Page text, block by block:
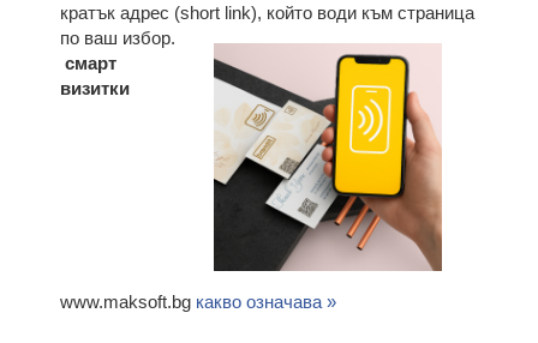
кратък адрес (short link), който води към страница
по ваш избор.
смарт
визитки
www.maksoft.bg какво означава »